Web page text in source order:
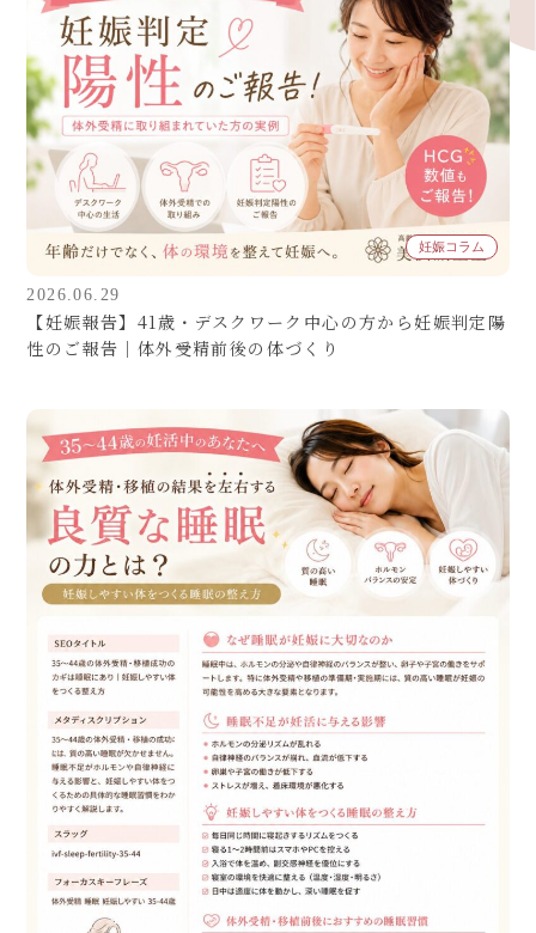
WEB予約
LINE問い合わせ
2026.06.29
【妊娠報告】41歳・デスクワーク中心の方から妊娠判定陽
性のご報告｜体外受精前後の体づくり
妊娠コラム